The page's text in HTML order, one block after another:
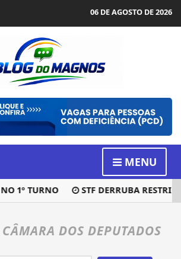
06 DE AGOSTO DE 2026
MENU
1º TURNO STF DERRUBA
CÂMARA DOS DEPUTADOS